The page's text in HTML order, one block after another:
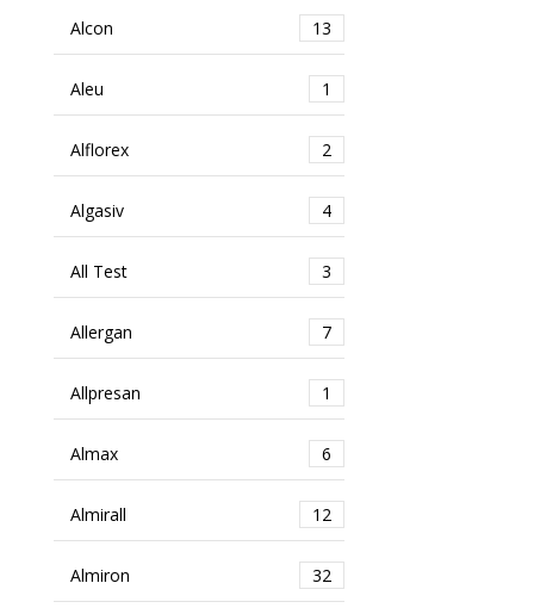
Alcon 13
Aleu 1
Alflorex 2
Algasiv 4
All Test 3
Allergan 7
Allpresan 1
Almax 6
Almirall 12
Almiron 32